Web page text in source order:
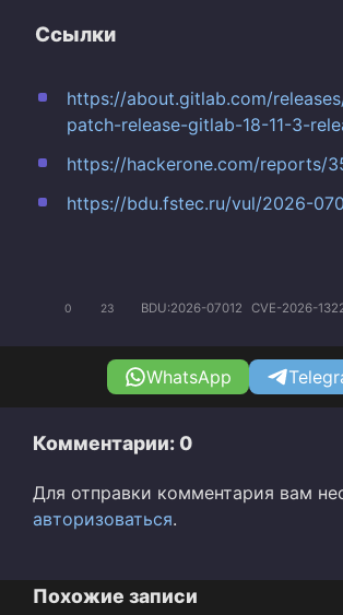
Ссылки
https://about.gitlab.com/
patch-release-gitlab-18-11-3-
https://hackerone.com/reports/
https://bdu.fstec.ru/vul/2026-
0 23 BDU:2026-07012 CVE-2026-
WhatsApp
Комментарии: 0
Для отправки комментария вам
авторизоваться.
Похожие записи